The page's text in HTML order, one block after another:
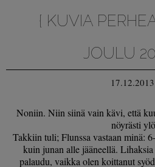
{ KUVIA
JOULU
17.12.2013
Noniin. Niin siinä vain kävi, että
nöyrästi
Takkiin tuli; Flunssa vastaan minä:
kuin junan alle jääneellä.
palaudu, vaikka olen koittanut